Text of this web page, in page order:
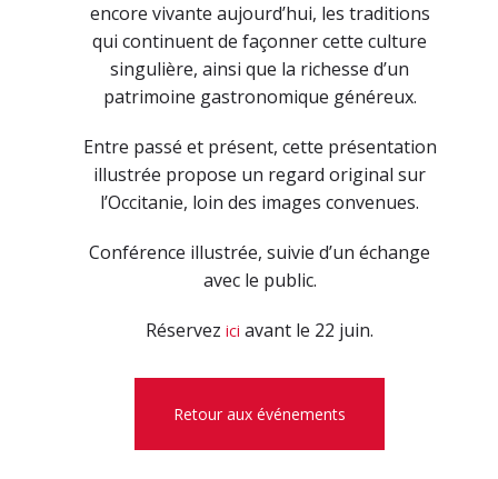
encore vivante aujourd’hui, les traditions
qui continuent de façonner cette culture
singulière, ainsi que la richesse d’un
patrimoine gastronomique généreux.
Entre passé et présent, cette présentation
illustrée propose un regard original sur
l’Occitanie, loin des images convenues.
Conférence illustrée, suivie d’un échange
avec le public.
Réservezici avant le 22 juin.
Retour aux événements